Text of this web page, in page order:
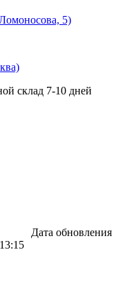
5)
склад 7-10 дней
Дата обновления